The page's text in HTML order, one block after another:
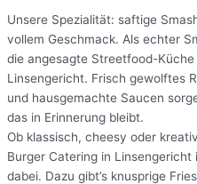
Unsere Spezialität: saftige
vollem Geschmack. Als echter
die angesagte Streetfood-
Linsengericht. Frisch gewolftes
und hausgemachte Saucen
das in Erinnerung bleibt.
Ob klassisch, cheesy oder
Burger Catering in
dabei. Dazu gibt’s knusprige